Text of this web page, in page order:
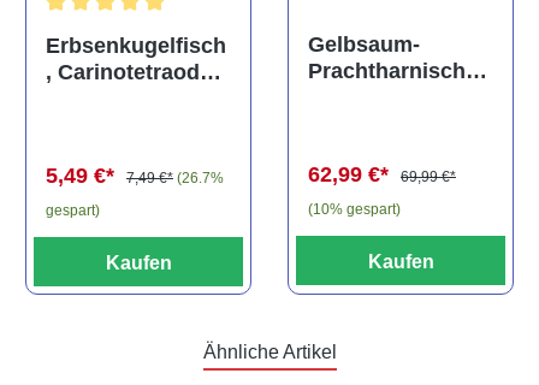
Durchschnittliche Bewertung von 5 von 5 Sternen
Erbsenkugelfisch
, Carinotetraodon
5,49 €* 7,49 €* (26.7%
gespart)
Kaufen
Gelbsaum-
Prachtharnischw
62,99 €*
69,99 €*
(10% gespart)
Kaufen
Ähnliche Artikel